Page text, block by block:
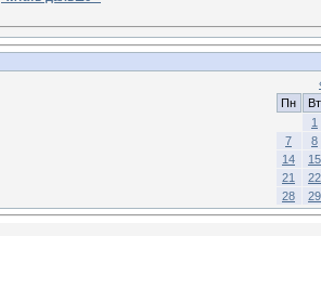
Пн
Вт
1
7
8
14
15
21
22
28
29